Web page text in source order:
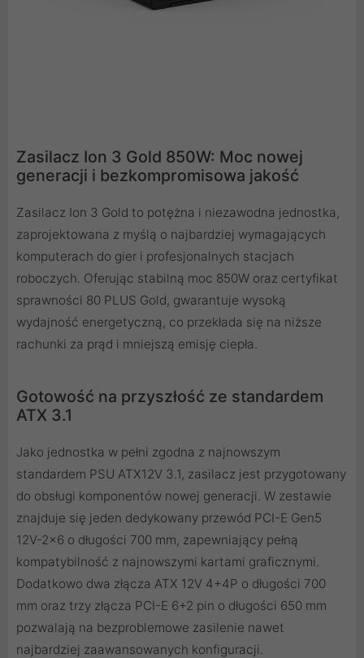
Zasilacz Ion 3 Gold 850W: Moc nowej
generacji i bezkompromisowa jakość
Zasilacz Ion 3 Gold to potężna i niezawodna jednostka,
zaprojektowana z myślą o najbardziej wymagających
komputerach do gier i profesjonalnych stacjach
roboczych. Oferując stabilną moc 850W oraz certyfikat
sprawności 80 PLUS Gold, gwarantuje wysoką
wydajność energetyczną, co przekłada się na niższe
rachunki za prąd i mniejszą emisję ciepła.
Gotowość na przyszłość ze standardem
ATX 3.1
Jako jednostka w pełni zgodna z najnowszym
standardem PSU ATX12V 3.1, zasilacz jest przygotowany
do obsługi komponentów nowej generacji. W zestawie
znajduje się jeden dedykowany przewód PCI-E Gen5
12V-2x6 o długości 700 mm, zapewniający pełną
kompatybilność z najnowszymi kartami graficznymi.
Dodatkowo dwa złącza ATX 12V 4+4P o długości 700
mm oraz trzy złącza PCI-E 6+2 pin o długości 650 mm
pozwalają na bezproblemowe zasilenie nawet
najbardziej zaawansowanych konfiguracji.